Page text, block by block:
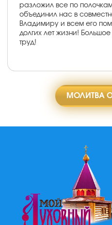
разложил все по
объединил нас в
Владимиру и всем его
долгих лет жизни!
труд!
МОЛИТВА